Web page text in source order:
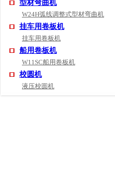
型材弯曲机
W24H弧线调整式型材弯曲机
挂车用卷板机
挂车用卷板机
船用卷板机
W11SC船用卷板机
校圆机
液压校圆机